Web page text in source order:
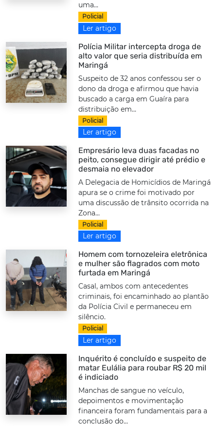
uma...
Policial
Ler artigo
Polícia Militar intercepta droga de
alto valor que seria distribuída em
Maringá
Suspeito de 32 anos confessou ser o
dono da droga e afirmou que havia
buscado a carga em Guaíra para
distribuição em...
Policial
Ler artigo
Empresário leva duas facadas no
peito, consegue dirigir até prédio e
desmaia no elevador
A Delegacia de Homicídios de Maringá
apura se o crime foi motivado por
uma discussão de trânsito ocorrida na
Zona...
Policial
Ler artigo
Homem com tornozeleira eletrônica
e mulher são flagrados com moto
furtada em Maringá
Casal, ambos com antecedentes
criminais, foi encaminhado ao plantão
da Polícia Civil e permaneceu em
silêncio.
Policial
Ler artigo
Inquérito é concluído e suspeito de
matar Eulália para roubar R$ 20 mil
é indiciado
Manchas de sangue no veículo,
depoimentos e movimentação
financeira foram fundamentais para a
conclusão do...